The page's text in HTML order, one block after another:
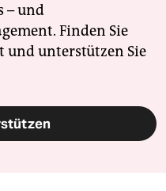
– und
Finden Sie
und unterstützen Sie